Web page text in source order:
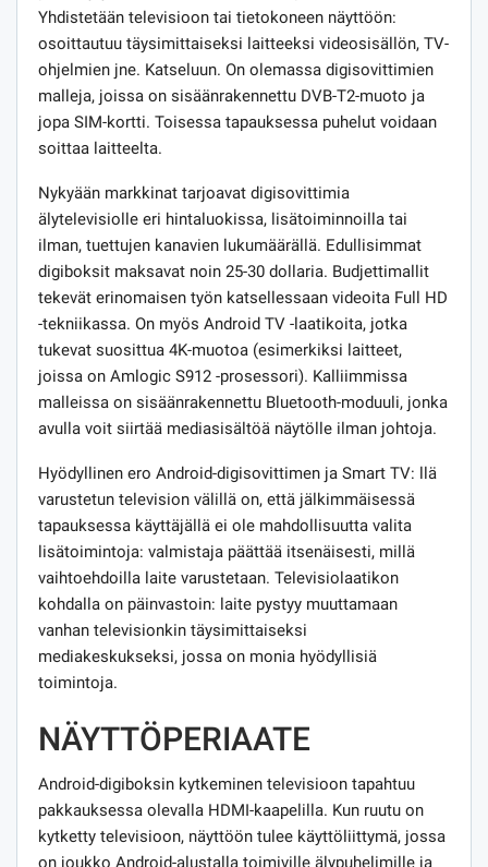
Yhdistetään televisioon tai tietokoneen näyttöön:
osoittautuu täysimittaiseksi laitteeksi videosisällön, TV-
ohjelmien jne. Katseluun. On olemassa digisovittimien
malleja, joissa on sisäänrakennettu DVB-T2-muoto ja
jopa SIM-kortti. Toisessa tapauksessa puhelut voidaan
soittaa laitteelta.
Nykyään markkinat tarjoavat digisovittimia
älytelevisiolle eri hintaluokissa, lisätoiminnoilla tai
ilman, tuettujen kanavien lukumäärällä. Edullisimmat
digiboksit maksavat noin 25-30 dollaria. Budjettimallit
tekevät erinomaisen työn katsellessaan videoita Full HD
-tekniikassa. On myös Android TV -laatikoita, jotka
tukevat suosittua 4K-muotoa (esimerkiksi laitteet,
joissa on Amlogic S912 -prosessori). Kalliimmissa
malleissa on sisäänrakennettu Bluetooth-moduuli, jonka
avulla voit siirtää mediasisältöä näytölle ilman johtoja.
Hyödyllinen ero Android-digisovittimen ja Smart TV: llä
varustetun television välillä on, että jälkimmäisessä
tapauksessa käyttäjällä ei ole mahdollisuutta valita
lisätoimintoja: valmistaja päättää itsenäisesti, millä
vaihtoehdoilla laite varustetaan. Televisiolaatikon
kohdalla on päinvastoin: laite pystyy muuttamaan
vanhan televisionkin täysimittaiseksi
mediakeskukseksi, jossa on monia hyödyllisiä
toimintoja.
NÄYTTÖPERIAATE
Android-digiboksin kytkeminen televisioon tapahtuu
pakkauksessa olevalla HDMI-kaapelilla. Kun ruutu on
kytketty televisioon, näyttöön tulee käyttöliittymä, jossa
on joukko Android-alustalla toimiville älypuhelimille ja